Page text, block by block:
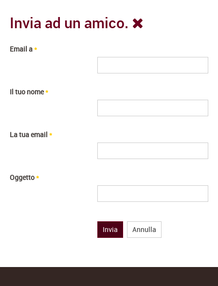
Invia ad un amico.
Email a*
Il tuo nome*
La tua email *
Oggetto*
Invia Annulla